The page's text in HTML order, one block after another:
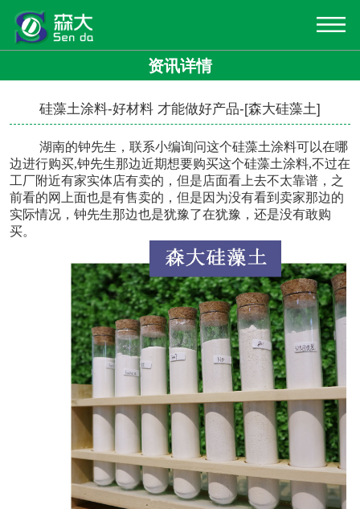
资讯详情
硅藻土涂料-好材料 才能做好产品-[森大硅藻土]
湖南的钟先生，联系小编询问这个硅藻土涂料可以在哪
边进行购买,钟先生那边近期想要购买这个硅藻土涂料,不过在
工厂附近有家实体店有卖的，但是店面看上去不太靠谱，之
前看的网上面也是有售卖的，但是因为没有看到卖家那边的
实际情况，钟先生那边也是犹豫了在犹豫，还是没有敢购
买。